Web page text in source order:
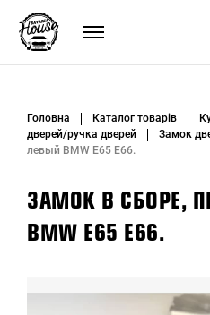
Головна Каталог товарів
дверей/ручка дверей
Замок
левый BMW E65 E66.
ЗАМОК В СБОРЕ,
BMW E65 E66.